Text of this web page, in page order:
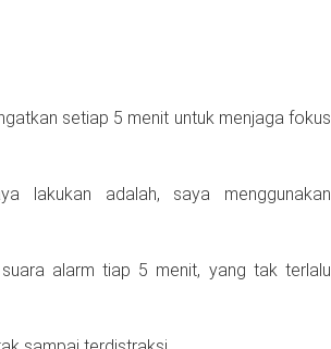
setiap 5 menit untuk menjaga fokus
lakukan adalah, saya menggunakan
alarm tiap 5 menit, yang tak terlalu